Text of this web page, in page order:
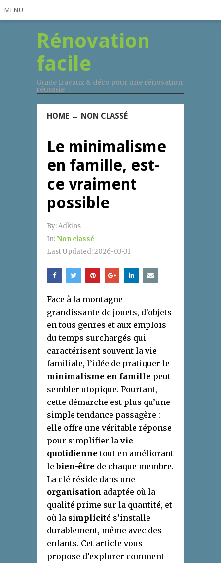
MENU
Rénovation
facile
Guide travaux & déco pour une rénovation
réusssie
HOME → NON CLASSÉ
Le minimalisme
en famille, est-
ce vraiment
possible
By:Adkins
In:Non classé
Last Updated:2026-03-31
Face à la montagne
grandissante de jouets, d’objets
en tous genres et aux emplois
du temps surchargés qui
caractérisent souvent la vie
familiale, l’idée de pratiquer le
minimalisme en famille peut
sembler utopique. Pourtant,
cette démarche est plus qu’une
simple tendance passagère :
elle offre une véritable réponse
pour simplifier la vie
quotidienne tout en améliorant
lebien-être de chaque membre.
La clé réside dans une
organisation adaptée où la
qualité prime sur la quantité, et
où la simplicité s’installe
durablement, même avec des
enfants. Cet article vous
propose d’explorer comment